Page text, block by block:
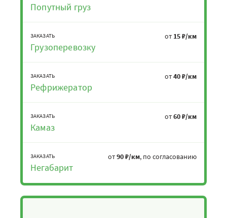
Попутный груз
ЗАКАЗАТЬ
Грузоперевозку
от 15 ₽/км
ЗАКАЗАТЬ
Рефрижератор
от40 ₽/км
ЗАКАЗАТЬ
Камаз
от60 ₽/км
ЗАКАЗАТЬ
Негабарит
от90 ₽/км, по согласованию